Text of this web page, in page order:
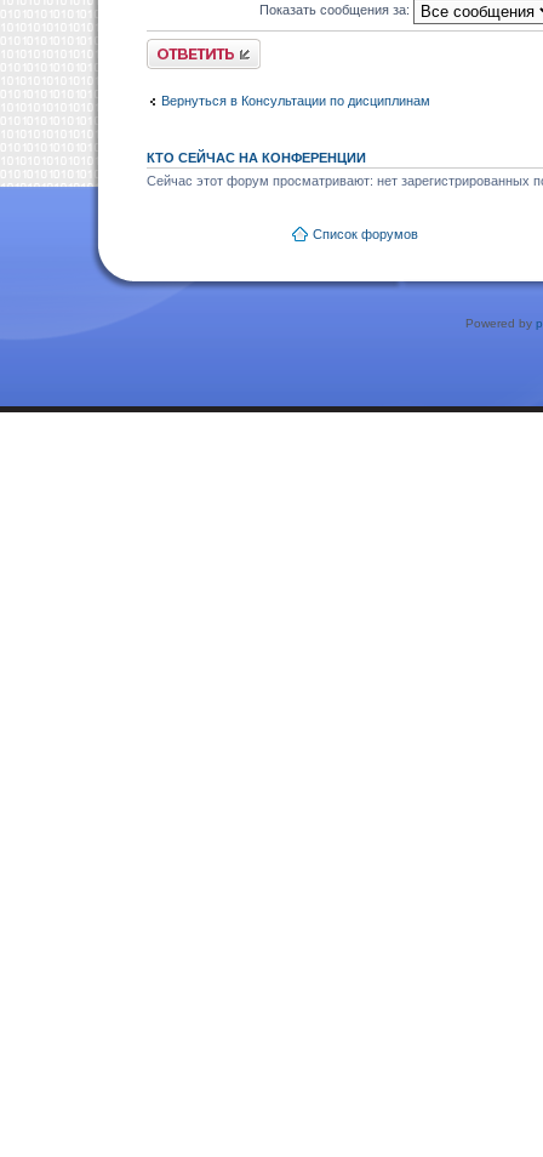
Показать сообщения за:
Ответить
Вернуться в Консультации по дисциплинам
КТО СЕЙЧАС НА КОНФЕРЕНЦИИ
Сейчас этот форум просматривают: нет зарегистрированных
Список форумов
Powered by